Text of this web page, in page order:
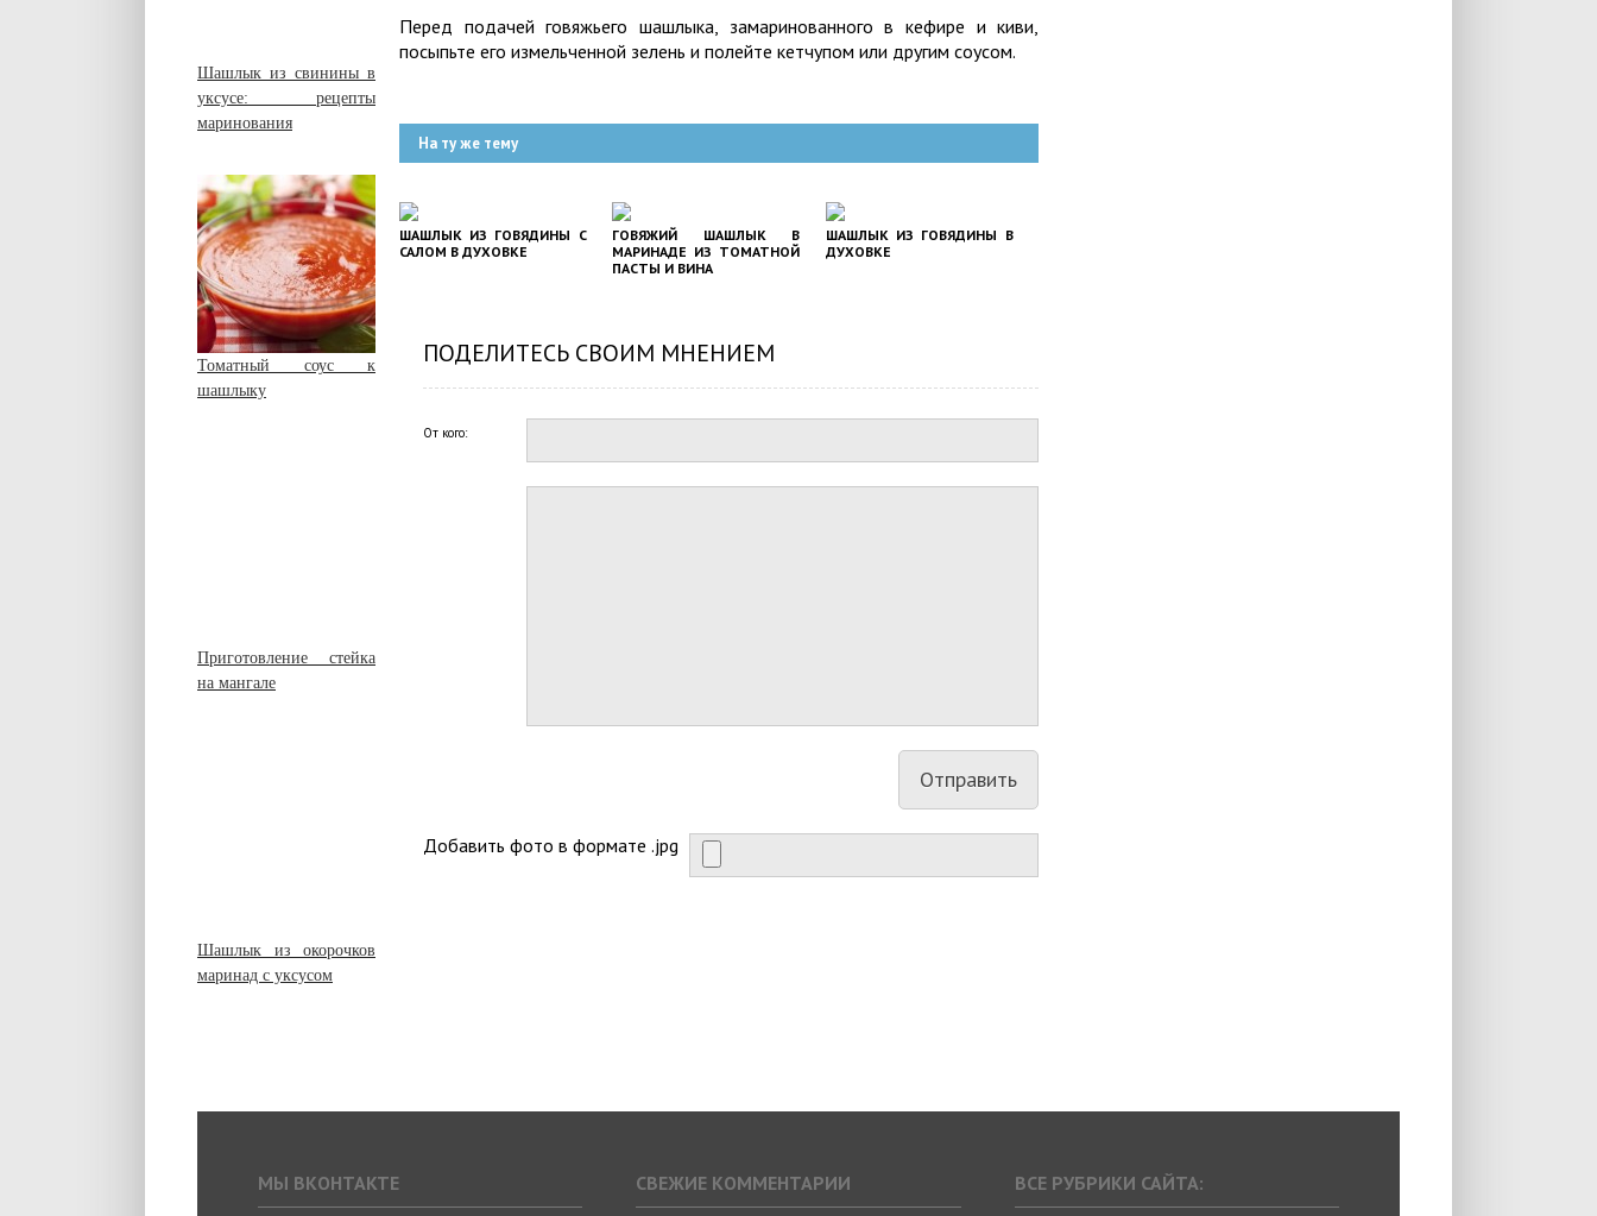
Шашлык из свинины в
уксусе: рецепты
маринования
Томатный соус к
шашлыку
Приготовление стейка
на мангале
Шашлык из окорочков
маринад с уксусом
Перед подачей говяжьего шашлыка, замаринованного в кефире и киви,
посыпьте его измельченной зелень и полейте кетчупом или другим соусом.
На ту же тему
ШАШЛЫК ИЗ ГОВЯДИНЫ С
САЛОМ В ДУХОВКЕ
ГОВЯЖИЙ ШАШЛЫК В
МАРИНАДЕ ИЗ ТОМАТНОЙ
ПАСТЫ И ВИНА
ШАШЛЫК ИЗ ГОВЯДИНЫ В
ДУХОВКЕ
ПОДЕЛИТЕСЬ СВОИМ МНЕНИЕМ
От кого:
Добавить фото в формате .jpg
МЫ ВКОНТАКТЕ СВЕЖИЕ КОММЕНТАРИИ ВСЕ РУБРИКИ САЙТА: